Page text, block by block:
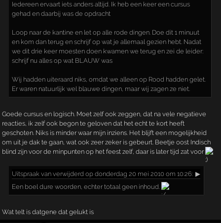
Iedereen ervaart iets anders altijd. Ik heb een keer een cursus
gehad en daarbij was de opdracht
Loop naar de kantine en let op alle rode dingen. Doe dit 1 minuut
en kom dan terug en schrijf op wat je allemaal gezien hebt. Nadat
we dit drie keer moesten doen kwamen we terug en zei de leider:
schrijf nu alles op wat BLAUW was
Wij hadden uiteraard niks, omdat we alleen op Rood hadden gelet.
Er waren natuurlijk wel blauwe dingen, maar wij zagen ze niet.
Goede cursus en logisch. Moet zelf ook zeggen, dat na vele negatieve
reacties, ik zelf ook begon te geloven dat het echt te kort heeft
geschoten. Niks is minder waar mijn inziens. Het blijft een mogelijkheid
om uit je dak te gaan, wat ook zeer zeker is gebeurt. Beetje oost Indisch
blind zijn voor de minpunten op het feest zelf, daar is later tijd zat voor
Uitspraak van verwijderd op donderdag 20 mei 2010 om 10:26: ▶
Een boel dure woorden, echter totaal geen inhoud.
Wat telt is datgene dat gelukt is